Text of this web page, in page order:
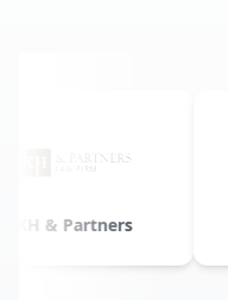
KH & Partners